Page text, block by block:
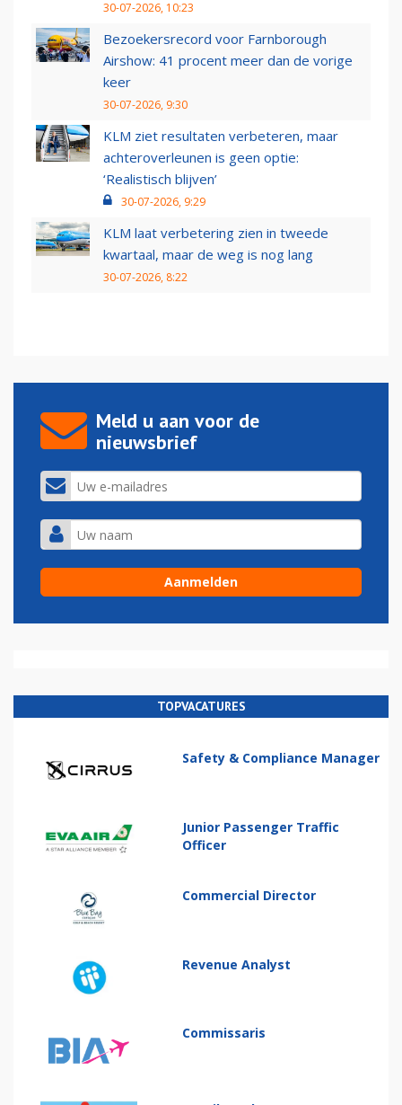
30-07-2026, 10:23
Bezoekersrecord voor Farnborough
Airshow: 41 procent meer dan de vorige
keer
30-07-2026, 9:30
KLM ziet resultaten verbeteren, maar
achteroverleunen is geen optie:
‘Realistisch blijven’
30-07-2026, 9:29
KLM laat verbetering zien in tweede
kwartaal, maar de weg is nog lang
30-07-2026, 8:22
Meld u aan voor de
nieuwsbrief
TOPVACATURES
Safety & Compliance Manager
Junior Passenger Traffic
Officer
Commercial Director
Revenue Analyst
Commissaris